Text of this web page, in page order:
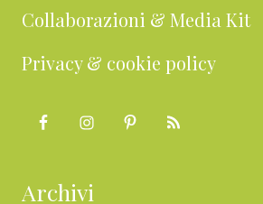
Collaborazioni & Media Kit
Privacy & cookie policy
Archivi